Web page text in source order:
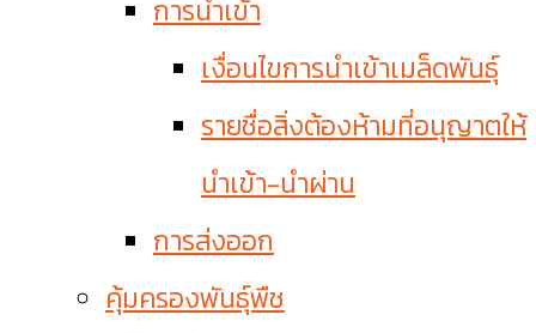
การนำเข้า
เงื่อนไขการนำเข้าเมล็ดพันธุ์
รายชื่อสิ่งต้องห้ามที่อนุญาตให้
นำเข้า-นำผ่าน
การส่งออก
คุ้มครองพันธุ์พืช